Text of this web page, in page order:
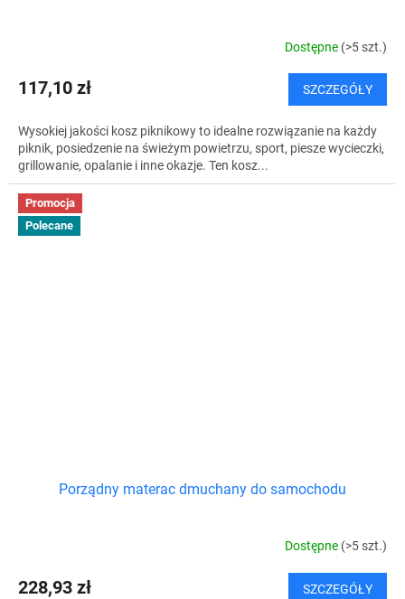
Dostępne (>5 szt.)
117,10 zł SZCZEGÓŁY
Wysokiej jakości kosz piknikowy to idealne rozwiązanie na każdy
piknik, posiedzenie na świeżym powietrzu, sport, piesze wycieczki,
grillowanie, opalanie i inne okazje. Ten kosz...
Promocja
Polecane
Porządny materac dmuchany do samochodu
Dostępne (>5 szt.)
228,93 zł SZCZEGÓŁY